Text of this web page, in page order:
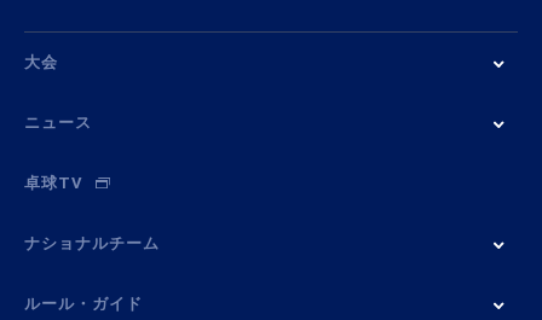
大会
ニュース
卓球TV
ナショナルチーム
ルール・ガイド